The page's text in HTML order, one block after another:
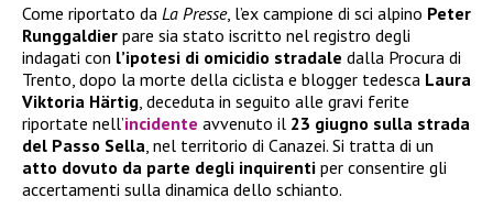
Come riportato da La Presse, l’ex campione di sci alpino Peter
Runggaldier pare sia stato iscritto nel registro degli
indagati con l’ipotesi di omicidio stradale dalla Procura di
Trento, dopo la morte della ciclista e blogger tedesca Laura
Viktoria Härtig , deceduta in seguito alle gravi ferite
riportate nell’incidente avvenuto il 23 giugno sulla strada
del Passo Sella , nel territorio di Canazei. Si tratta di un
atto dovuto da parte degli inquirenti per consentire gli
accertamenti sulla dinamica dello schianto.